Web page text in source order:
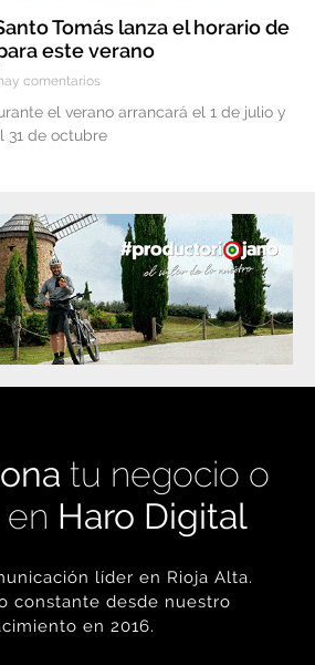
Tomás lanza el horario de
este verano
comentarios
el verano arrancará el 1 de julio y
31 de octubre
tu negocio o
Haro Digital
líder en Rioja Alta.
constante desde nuestro
en 2016.